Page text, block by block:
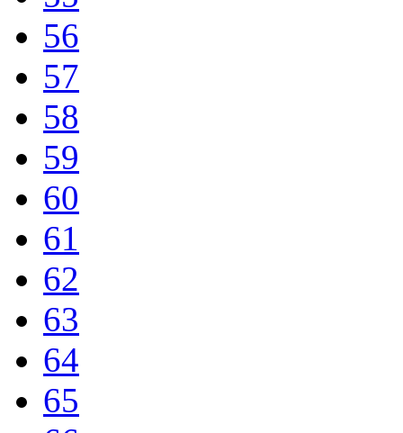
56
57
58
59
60
61
62
63
64
65